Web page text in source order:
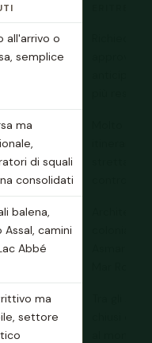
all'arrivo o
semplice
ma
di squali
consolidati
balena,
Assal, camini
Abbé
ma
settore